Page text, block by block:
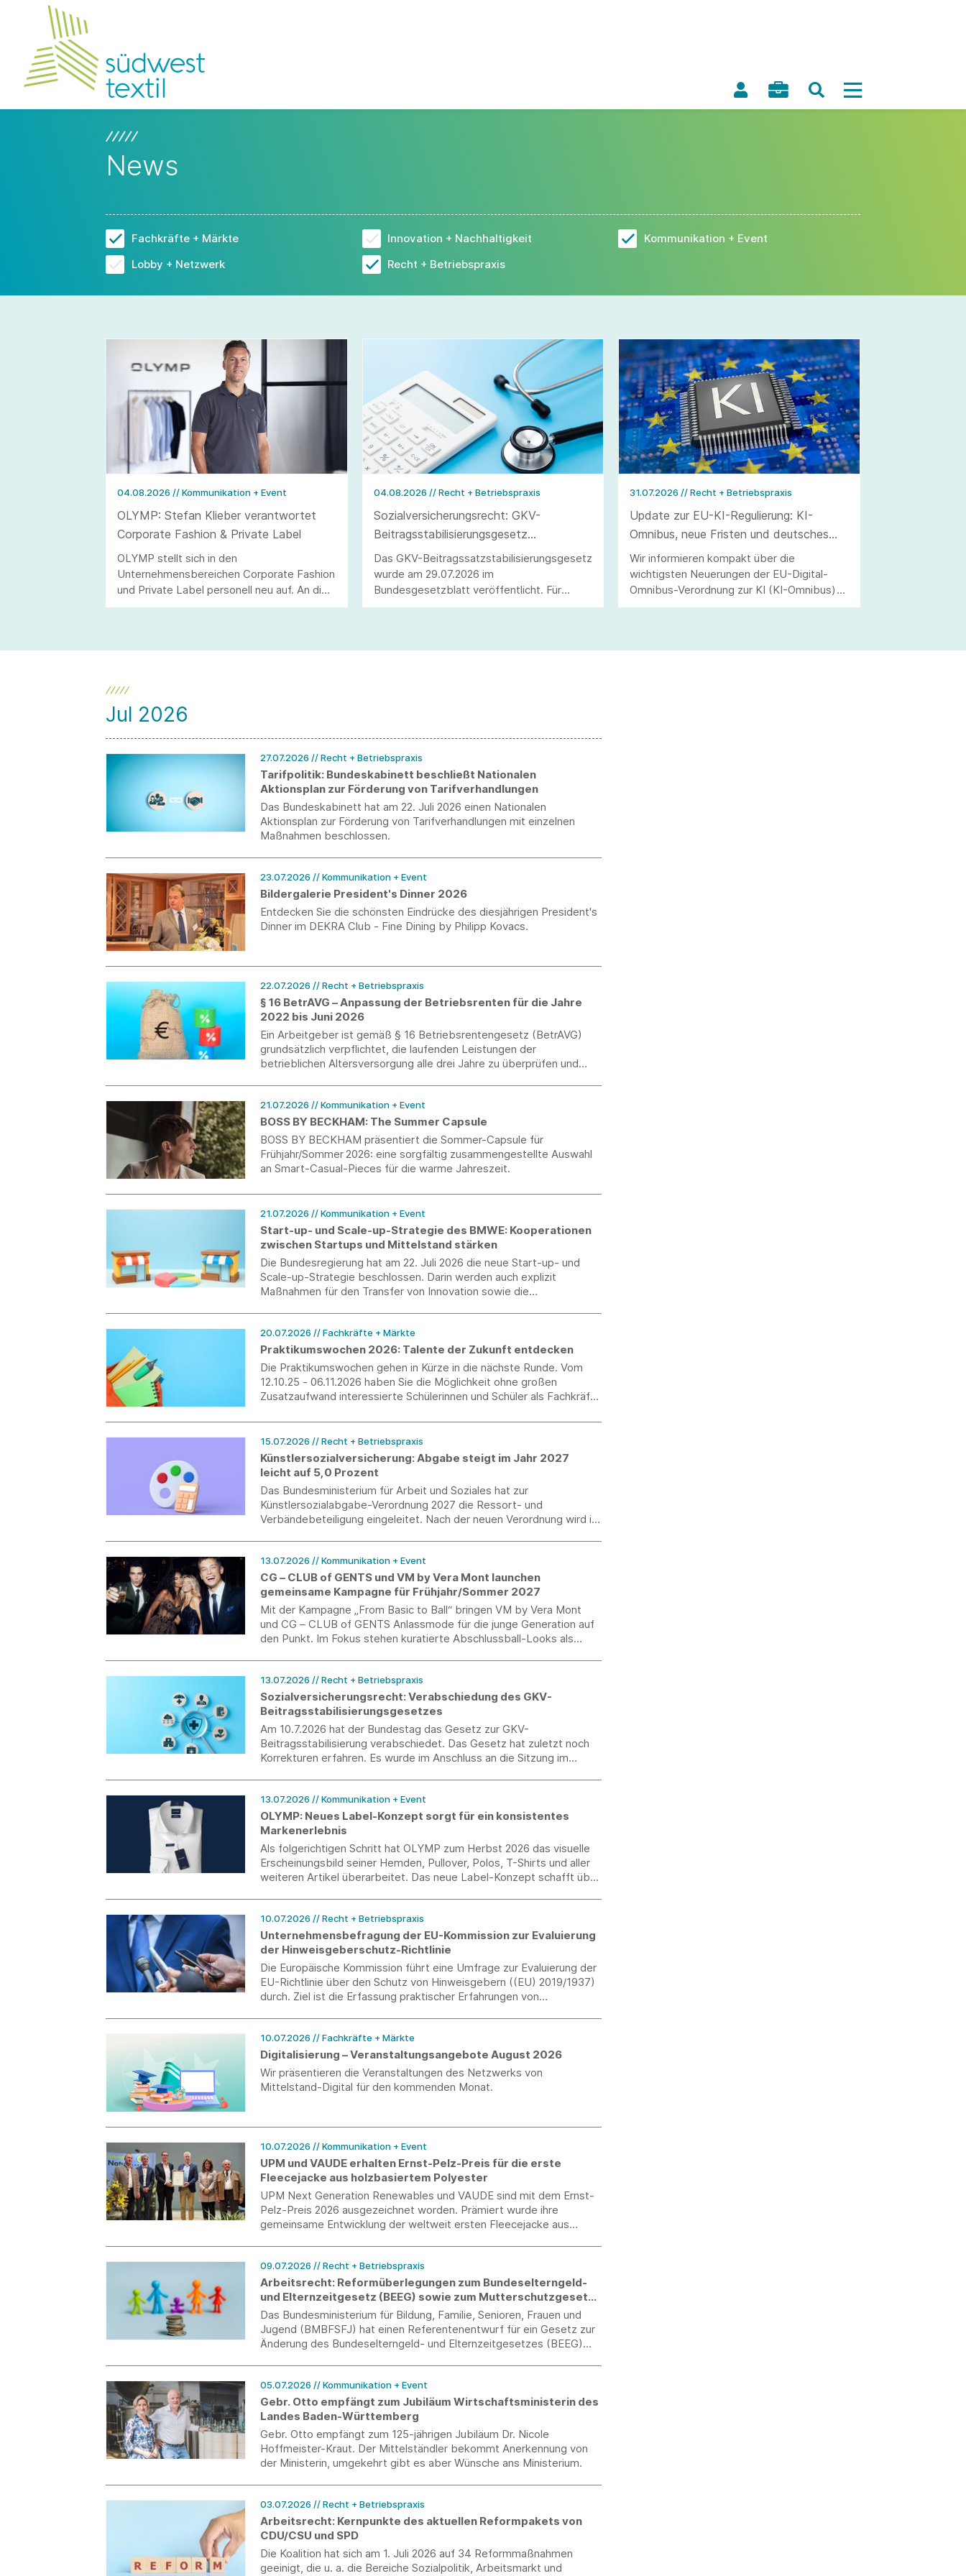
News
Fachkräfte + Märkte Innovation + Nachhaltigkeit
Kommunikation + Event
Lobby + Netzwerk
Recht + Betriebspraxis
04.08.2026 // Kommunikation + Event
OLYMP: Stefan Klieber verantwortet
Corporate Fashion & Private Label
OLYMP stellt sich in den
Unternehmensbereichen Corporate Fashion
und Private Label personell neu auf. An die
Stelle von Andreas Telahr rückt der
und Private Label bei der Modemarke
04.08.2026 // Recht + Betriebspraxis
Sozialversicherungsrecht: GKV-
Beitragsstabilisierungsgesetz
veröffentlicht
Das GKV-Beitragssatzstabilisierungsgesetz
wurde am 29.07.2026 im
Bundesgesetzblatt veröffentlicht. Für
Arbeitgeber ergeben sich wesentliche
Einführung der Teilarbeitsunfähigkeit.
31.07.2026// Recht + Betriebspraxis
Update zur EU-KI-Regulierung: KI-
Omnibus, neue Fristen und deutsches
Durchführungsgesetz
Wir informieren kompakt über die
wichtigsten Neuerungen der EU-Digital-
Omnibus-Verordnung zur KI (KI-Omnibus)
und des deutschen Durchführungsgesetzes
Jul 2026
27.07.2026 // Recht + Betriebspraxis
Tarifpolitik: Bundeskabinett beschließt Nationalen
Aktionsplan zur Förderung von Tarifverhandlungen
Das Bundeskabinett hat am 22. Juli 2026 einen Nationalen
Aktionsplan zur Förderung von Tarifverhandlungen mit einzelnen
Maßnahmen beschlossen.
23.07.2026 // Kommunikation + Event
Bildergalerie President's Dinner 2026
Entdecken Sie die schönsten Eindrücke des diesjährigen President's
Dinner im DEKRA Club - Fine Dining by Philipp Kovacs.
22.07.2026 // Recht + Betriebspraxis
§ 16 BetrAVG – Anpassung der Betriebsrenten für die Jahre
2022 bis Juni 2026
Ein Arbeitgeber ist gemäß § 16 Betriebsrentengesetz (BetrAVG)
grundsätzlich verpflichtet, die laufenden Leistungen der
betrieblichen Altersversorgung alle drei Jahre zu überprüfen und
Verbraucherpreisindexes.
21.07.2026 // Kommunikation + Event
BOSS BY BECKHAM: The Summer Capsule
BOSS BY BECKHAM präsentiert die Sommer-Capsule für
Frühjahr/Sommer 2026: eine sorgfältig zusammengestellte Auswahl
an Smart-Casual-Pieces für die warme Jahreszeit.
21.07.2026 // Kommunikation + Event
Start-up- und Scale-up-Strategie des BMWE: Kooperationen
zwischen Startups und Mittelstand stärken
Die Bundesregierung hat am 22. Juli 2026 die neue Start-up- und
Scale-up-Strategie beschlossen. Darin werden auch explizit
Maßnahmen für den Transfer von Innovation sowie die
20.07.2026 // Fachkräfte + Märkte
Praktikumswochen 2026: Talente der Zukunft entdecken
Die Praktikumswochen gehen in Kürze in die nächste Runde. Vom
12.10.25 - 06.11.2026 haben Sie die Möglichkeit ohne großen
Zusatzaufwand interessierte Schülerinnen und Schüler als Fachkräfte
und verzahnen Sie die Berufswelt mit der Schulwelt.
15.07.2026 // Recht + Betriebspraxis
Künstlersozialversicherung: Abgabe steigt im Jahr 2027
leicht auf 5,0 Prozent
Das Bundesministerium für Arbeit und Soziales hat zur
Künstlersozialabgabe-Verordnung 2027 die Ressort- und
Verbändebeteiligung eingeleitet. Nach der neuen Verordnung wird im
13.07.2026 // Kommunikation + Event
CG – CLUB of GENTS und VM by Vera Mont launchen
gemeinsame Kampagne für Frühjahr/Sommer 2027
Mit der Kampagne „From Basic to Ball“ bringen VM by Vera Mont
und CG – CLUB of GENTS Anlassmode für die junge Generation auf
den Punkt. Im Fokus stehen kuratierte Abschlussball-Looks als
13.07.2026 // Recht + Betriebspraxis
Sozialversicherungsrecht: Verabschiedung des GKV-
Beitragsstabilisierungsgesetzes
Am 10.7.2026 hat der Bundestag das Gesetz zur GKV-
Beitragsstabilisierung verabschiedet. Das Gesetz hat zuletzt noch
Korrekturen erfahren. Es wurde im Anschluss an die Sitzung im
13.07.2026 // Kommunikation + Event
OLYMP: Neues Label-Konzept sorgt für ein konsistentes
Markenerlebnis
Als folgerichtigen Schritt hat OLYMP zum Herbst 2026 das visuelle
Erscheinungsbild seiner Hemden, Pullover, Polos, T-Shirts und aller
weiteren Artikel überarbeitet. Das neue Label-Konzept schafft über
auf der Verkaufsfläche.
10.07.2026 // Recht + Betriebspraxis
Unternehmensbefragung der EU-Kommission zur Evaluierung
der Hinweisgeberschutz-Richtlinie
Die Europäische Kommission führt eine Umfrage zur Evaluierung der
EU-Richtlinie über den Schutz von Hinweisgebern ((EU) 2019/1937)
durch. Ziel ist die Erfassung praktischer Erfahrungen von
10.07.2026 // Fachkräfte + Märkte
Digitalisierung – Veranstaltungsangebote August 2026
Wir präsentieren die Veranstaltungen des Netzwerks von
Mittelstand-Digital für den kommenden Monat.
10.07.2026 // Kommunikation + Event
UPM und VAUDE erhalten Ernst-Pelz-Preis für die erste
Fleecejacke aus holzbasiertem Polyester
UPM Next Generation Renewables und VAUDE sind mit dem Ernst-
Pelz-Preis 2026 ausgezeichnet worden. Prämiert wurde ihre
gemeinsame Entwicklung der weltweit ersten Fleecejacke aus
Wirtschaftsminister Hubert Aiwanger überreicht.
09.07.2026 // Recht + Betriebspraxis
Arbeitsrecht: Reformüberlegungen zum Bundeselterngeld-
und Elternzeitgesetz (BEEG) sowie zum Mutterschutzgesetz
(MuSchG)
Das Bundesministerium für Bildung, Familie, Senioren, Frauen und
Jugend (BMBFSFJ) hat einen Referentenentwurf für ein Gesetz zur
Änderung des Bundeselterngeld- und Elternzeitgesetzes (BEEG)
05.07.2026 // Kommunikation + Event
Gebr. Otto empfängt zum Jubiläum Wirtschaftsministerin des
Landes Baden-Württemberg
Gebr. Otto empfängt zum 125-jährigen Jubiläum Dr. Nicole
Hoffmeister-Kraut. Der Mittelständler bekommt Anerkennung von
der Ministerin, umgekehrt gibt es aber Wünsche ans Ministerium.
03.07.2026 // Recht + Betriebspraxis
Arbeitsrecht: Kernpunkte des aktuellen Reformpakets von
CDU/CSU und SPD
Die Koalition hat sich am 1. Juli 2026 auf 34 Reformmaßnahmen
geeinigt, die u. a. die Bereiche Sozialpolitik, Arbeitsmarkt und